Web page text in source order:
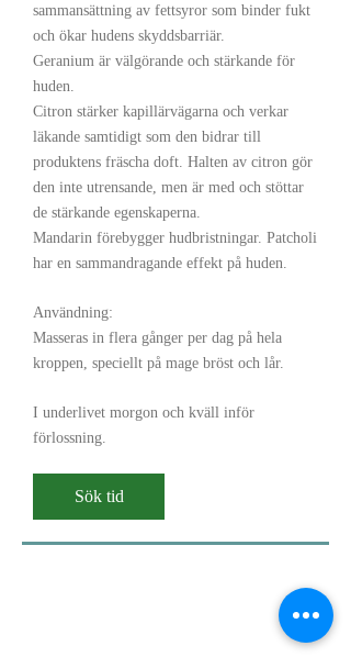
sammansättning av fettsyror som binder fukt
och ökar hudens skyddsbarriär.
Geranium är välgörande och stärkande för
huden.
Citron stärker kapillärvägarna och verkar
läkande samtidigt som den bidrar till
produktens fräscha doft. Halten av citron gör
den inte utrensande, men är med och stöttar
de stärkande egenskaperna.
Mandarin förebygger hudbristningar. Patcholi
har en sammandragande effekt på huden.
Användning:
Masseras in flera gånger per dag på hela
kroppen, speciellt på mage bröst och lår.
I underlivet morgon och kväll inför
förlossning.
Sök tid